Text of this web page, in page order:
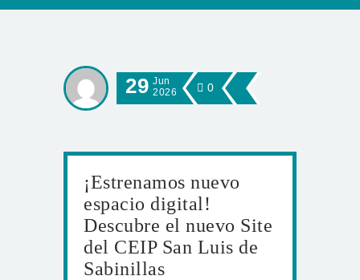
29 Jun
2026
0
¡Estrenamos nuevo
espacio digital!
Descubre el nuevo Site
del CEIP San Luis de
Sabinillas